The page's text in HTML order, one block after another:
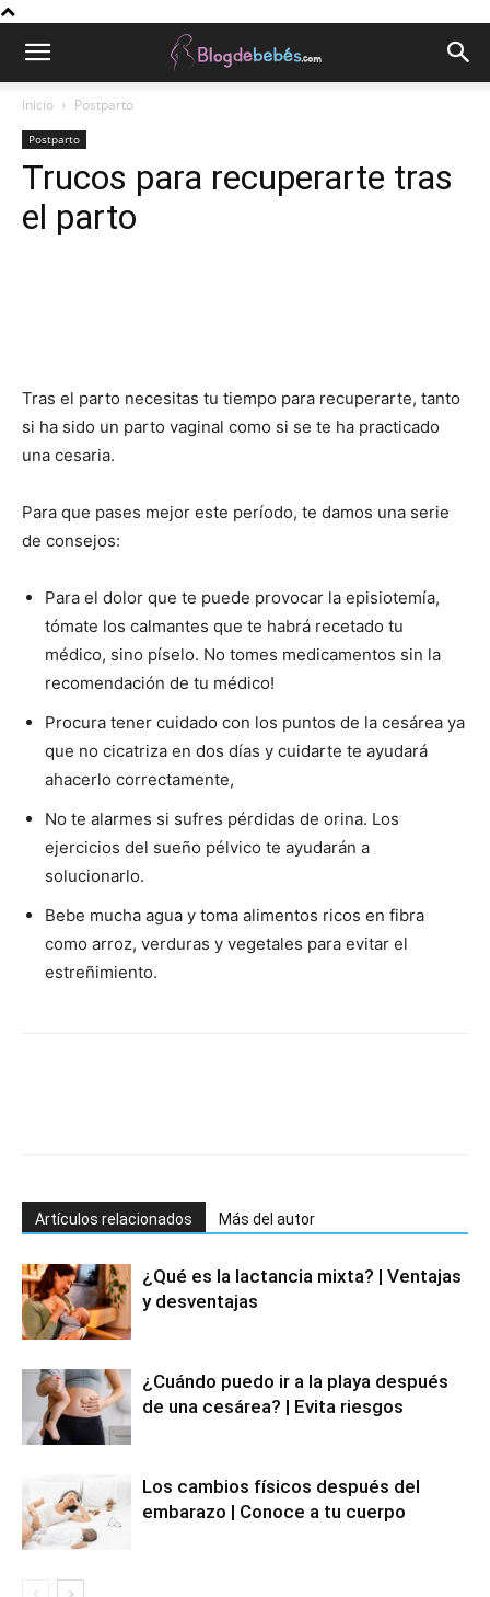
Inicio Postparto
Postparto
Trucos para recuperarte tras
el parto
Tras el parto necesitas tu tiempo para recuperarte, tanto
si ha sido un parto vaginal como si se te ha practicado
una cesaria.
Para que pases mejor este período, te damos una serie
de consejos:
Para el dolor que te puede provocar la episiotemía,
tómate los calmantes que te habrá recetado tu
médico, sino píselo. No tomes medicamentos sin la
recomendación de tu médico!
Procura tener cuidado con los puntos de la cesárea ya
que no cicatriza en dos días y cuidarte te ayudará
ahacerlo correctamente,
No te alarmes si sufres pérdidas de orina. Los
ejercicios del sueño pélvico te ayudarán a
solucionarlo.
Bebe mucha agua y toma alimentos ricos en fibra
como arroz, verduras y vegetales para evitar el
estreñimiento.
Artículos relacionados Más del autor
¿Qué es la lactancia mixta? | Ventajas
y desventajas
¿Cuándo puedo ir a la playa después
de una cesárea? | Evita riesgos
Los cambios físicos después del
embarazo | Conoce a tu cuerpo